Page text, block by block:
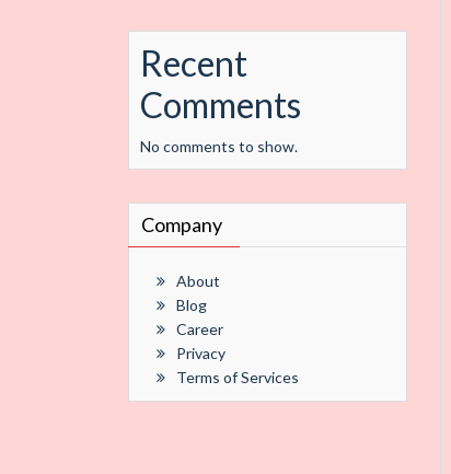
Recent
Comments
No comments to show.
Company
About
Blog
Career
Privacy
Terms of Services